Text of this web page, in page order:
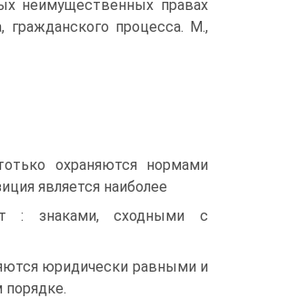
неимущественных правах
процесса. М.,
охраняются нормами
является наиболее
: знаками, сходными с
юридически равными и